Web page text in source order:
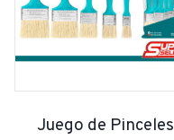
Juego de Pinceles